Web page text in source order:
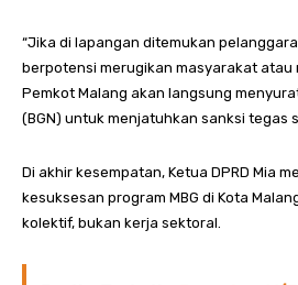
“Jika di lapangan ditemukan
berpotensi merugikan masyarakat atau
Pemkot Malang akan langsung
(BGN) untuk menjatuhkan sanksi tegas
Di akhir kesempatan, Ketua DPRD Mia
kesuksesan program MBG di Kota
kolektif, bukan kerja sektoral.